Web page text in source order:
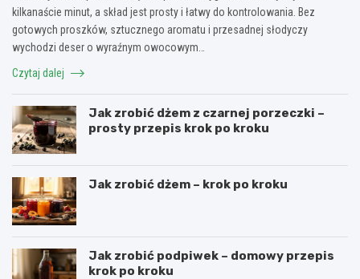
kilkanaście minut, a skład jest prosty i łatwy do kontrolowania. Bez
gotowych proszków, sztucznego aromatu i przesadnej słodyczy
wychodzi deser o wyraźnym owocowym…
Czytaj dalej
Jak zrobić dżem z czarnej porzeczki –
prosty przepis krok po kroku
Jak zrobić dżem – krok po kroku
Jak zrobić podpiwek – domowy przepis
krok po kroku